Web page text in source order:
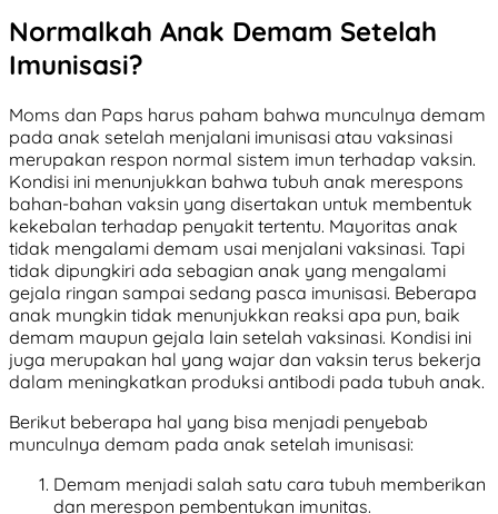
Normalkah Anak Demam Setelah
Imunisasi?
Moms dan Paps harus paham bahwa munculnya demam
pada anak setelah menjalani imunisasi atau vaksinasi
merupakan respon normal sistem imun terhadap vaksin.
Kondisi ini menunjukkan bahwa tubuh anak merespons
bahan-bahan vaksin yang disertakan untuk membentuk
kekebalan terhadap penyakit tertentu. Mayoritas anak
tidak mengalami demam usai menjalani vaksinasi. Tapi
tidak dipungkiri ada sebagian anak yang mengalami
gejala ringan sampai sedang pasca imunisasi. Beberapa
anak mungkin tidak menunjukkan reaksi apa pun, baik
demam maupun gejala lain setelah vaksinasi. Kondisi ini
juga merupakan hal yang wajar dan vaksin terus bekerja
dalam meningkatkan produksi antibodi pada tubuh anak.
Berikut beberapa hal yang bisa menjadi penyebab
munculnya demam pada anak setelah imunisasi:
Demam menjadi salah satu cara tubuh memberikan
dan merespon pembentukan imunitas.